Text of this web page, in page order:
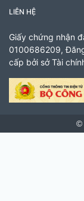
LIÊN HỆ
Giấy chứng nhận
0100686209,
cấp bởi sở Tài
©